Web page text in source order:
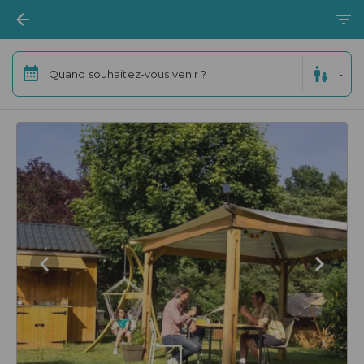
Quand souhaitez-vous venir ? -